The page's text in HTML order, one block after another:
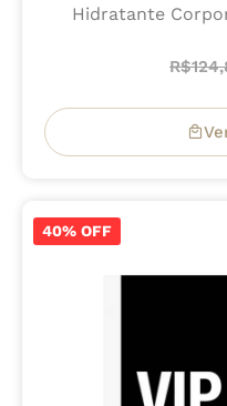
Hidratante
R$
40% OFF